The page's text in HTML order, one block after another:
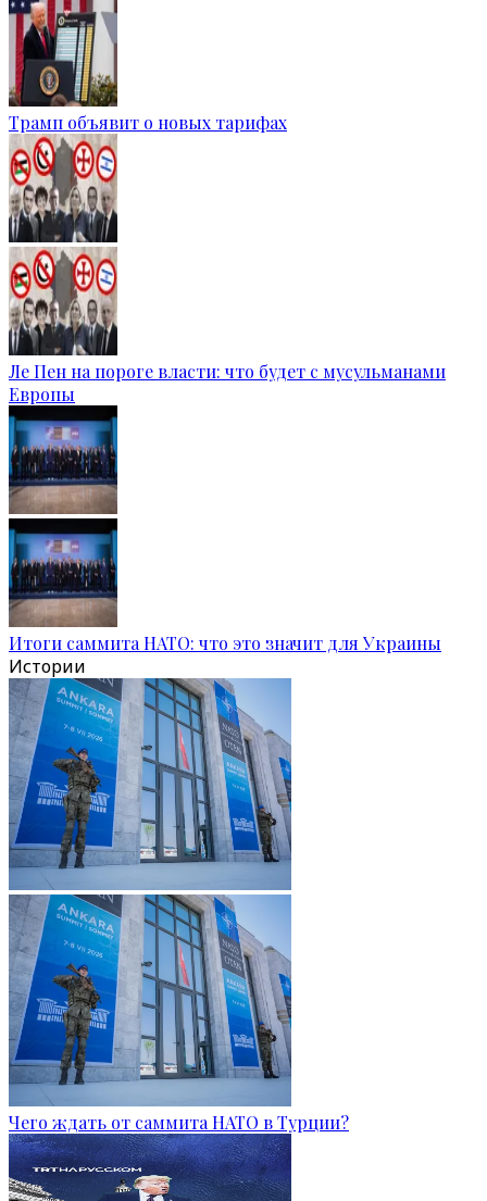
Трамп объявит о новых тарифах
Ле Пен на пороге власти: что будет с мусульманами
Европы
Итоги саммита НАТО: что это значит для Украины
Истории
Чего ждать от саммита НАТО в Турции?